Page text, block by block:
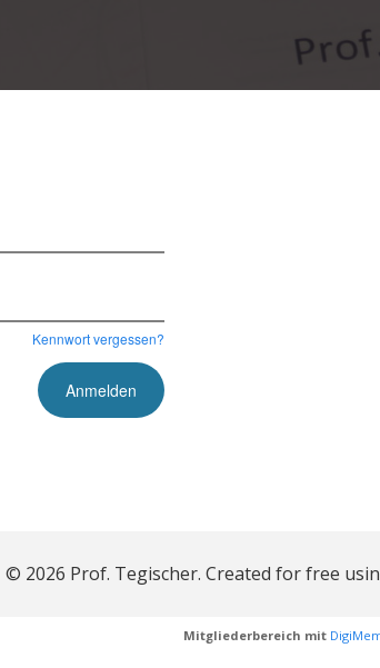
Kennwort vergessen?
© 2026 Prof. Tegischer. Created for free
Mitgliederbereich mit